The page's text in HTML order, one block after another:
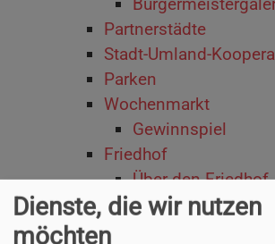
Partnerstädte
Stadt-Umland-
Parken
Wochenmarkt
Gewinnspiel
Friedhof
Über den Friedhof
Lageplan
Dienste, die wir nutzen
möchten